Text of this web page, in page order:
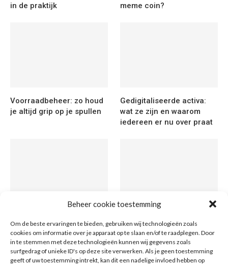
Beheer cookie toestemming
Om de beste ervaringen te bieden, gebruiken wij technologieën zoals
cookies om informatie over je apparaat op te slaan en/of te raadplegen. Door
in te stemmen met deze technologieën kunnen wij gegevens zoals
surfgedrag of unieke ID's op deze site verwerken. Als je geen toestemming
geeft of uw toestemming intrekt, kan dit een nadelige invloed hebben op
in de praktijk
meme coin?
Voorraadbeheer: zo houd
je altijd grip op je spullen
Gedigitaliseerde activa:
wat ze zijn en waarom
iedereen er nu over praat
metaverse: wat is het en
wat is het waard?
van tekstverwerkende
eenheden tot digitale
munten